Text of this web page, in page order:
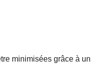
minimisées grâce à un